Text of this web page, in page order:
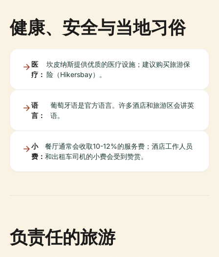
健康、安全与当地习俗
医
疗：
坎皮纳斯提供优质的医疗设施；建议购买旅游保
险（Hikersbay）。
语
言：
葡萄牙语是官方语言。许多酒店和旅游区会讲英
语。
小
费：
餐厅通常会收取10-12%的服务费；酒店工作人员
和出租车司机的小费会受到赞赏。
负责任的旅游